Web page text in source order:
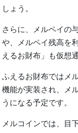
しょう。
さらに、メルペイの
や、メルペイ残高を
えるお財布」も仮想
ふえるお財布ではメ
機能が実装され、メ
うになる予定です。
メルコインでは、目